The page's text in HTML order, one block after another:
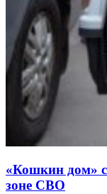
«Кошкин дом»
зоне СВО